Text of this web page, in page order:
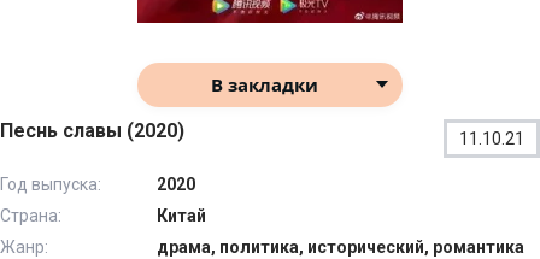
В закладки
Песнь славы (2020) 11.10.21
Год выпуска:
2020
Страна:
Китай
Жанр:
драма, политика, исторический, романтика